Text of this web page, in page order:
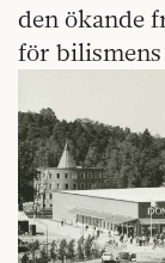
den ökande
för